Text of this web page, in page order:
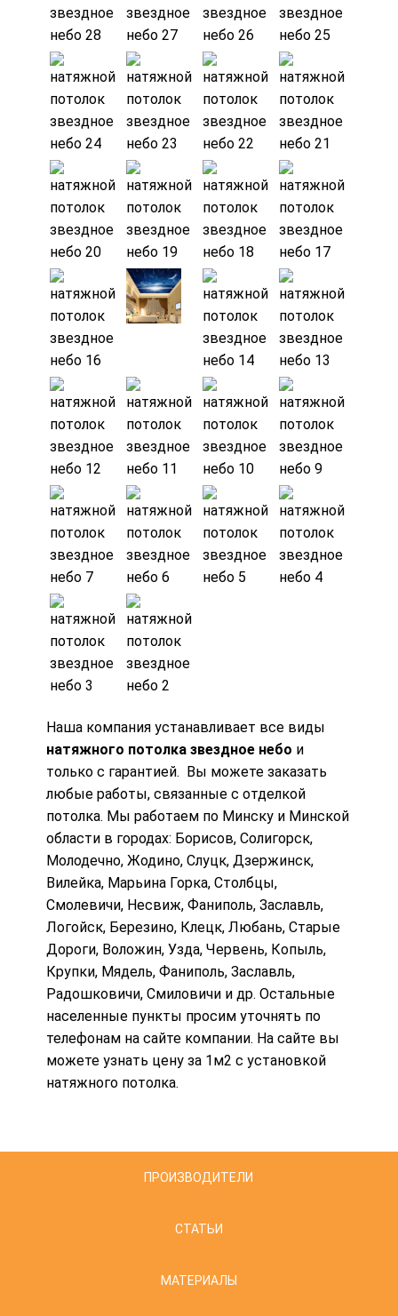
Наша компания устанавливает все виды
натяжного потолка звездное небо и
только с гарантией. Вы можете заказать
любые работы, связанные с отделкой
потолка. Мы работаем по Минску и Минской
области в городах: Борисов, Солигорск,
Молодечно, Жодино, Слуцк, Дзержинск,
Вилейка, Марьина Горка, Столбцы,
Смолевичи, Несвиж, Фаниполь, Заславль,
Логойск, Березино, Клецк, Любань, Старые
Дороги, Воложин, Узда, Червень, Копыль,
Крупки, Мядель, Фаниполь, Заславль,
Радошковичи, Смиловичи и др. Остальные
населенные пункты просим уточнять по
телефонам на сайте компании. На сайте вы
можете узнать цену за 1м2 с установкой
натяжного потолка.
ПРОИЗВОДИТЕЛИ
СТАТЬИ
МАТЕРИАЛЫ